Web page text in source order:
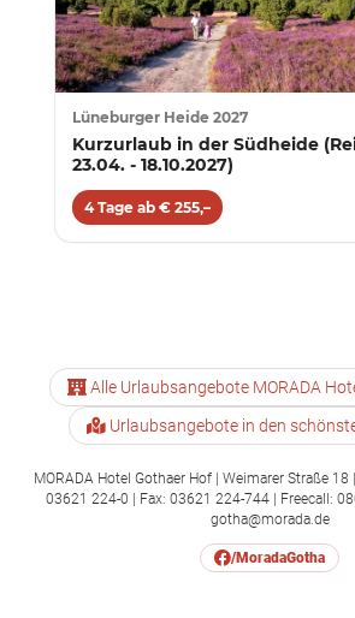
Lüneburger Heide 2027
Kurzurlaub in der Südheide
23.04. - 18.10.2027)
4 Tage ab € 255,–
Alle Urlaubsangebote MORADA
Urlaubsangebote in den
MORADA Hotel Gothaer Hof | Weimarer Straße
03621 224-0 | Fax: 03621 224-744 | Freecall:
gotha@morada.de
/MoradaGotha